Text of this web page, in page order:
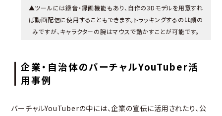
▲ツールには録音・録画機能もあり、自作の3Dモデルを用意すれ
ば動画配信に使用することもできます。トラッキングするのは顔の
みですが、キャラクターの腕はマウスで動かすことが可能です。
企業・自治体のバーチャルYouTuber活
用事例
バーチャルYouTuberの中には、企業の宣伝に活用されたり、公